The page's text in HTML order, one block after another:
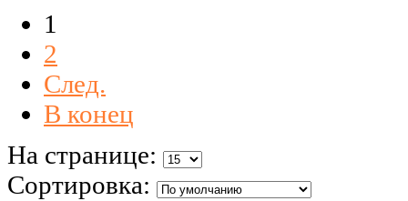
1
2
След.
В конец
На странице:
Сортировка: